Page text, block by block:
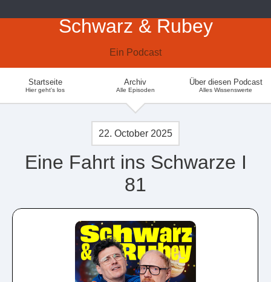
Schwarz & Rubey
Ein Podcast
Startseite
Hier geht's los
Archiv
Alle Episoden
Über diesen Podcast
Alles Wissenswerte
22. October 2025
Eine Fahrt ins Schwarze I
81